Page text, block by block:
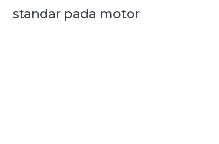
standar pada motor